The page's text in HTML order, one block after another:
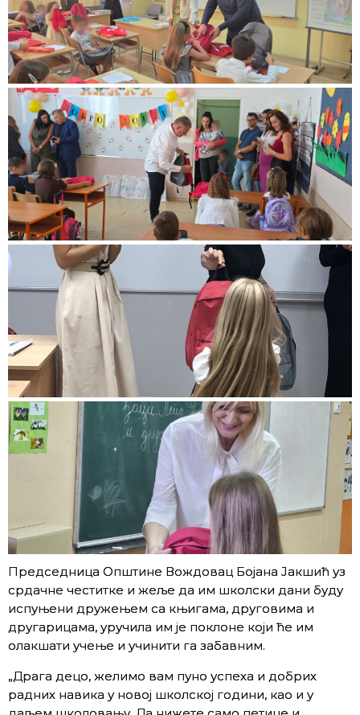
Председница Општине Вождовац Бојана Јакшић уз
срдачне честитке и жеље да им школски дани буду
испуњени дружењем са књигама, друговима и
другарицама, уручила им је поклоне који ће им
олакшати учење и учинити га забавним.
„Драга децо, желимо вам пуно успеха и добрих
радних навика у новој школској години, као и у